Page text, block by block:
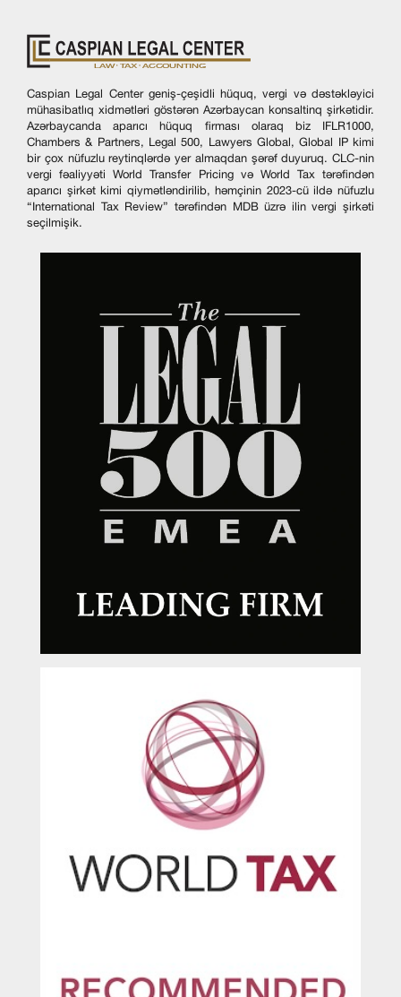
Caspian Legal Center geniş-çeşidli hüquq, vergi və dəstəkləyici
mühasibatlıq xidmətləri göstərən Azərbaycan konsaltinq şirkətidir.
Azərbaycanda aparıcı hüquq firması olaraq biz IFLR1000,
Chambers & Partners, Legal 500, Lawyers Global, Global IP kimi
bir çox nüfuzlu reytinqlərdə yer almaqdan şərəf duyuruq. CLC-nin
vergi fəaliyyəti World Transfer Pricing və World Tax tərəfindən
aparıcı şirkət kimi qiymətləndirilib, həmçinin 2023-cü ildə nüfuzlu
“International Tax Review” tərəfindən MDB üzrə ilin vergi şirkəti
seçilmişik.